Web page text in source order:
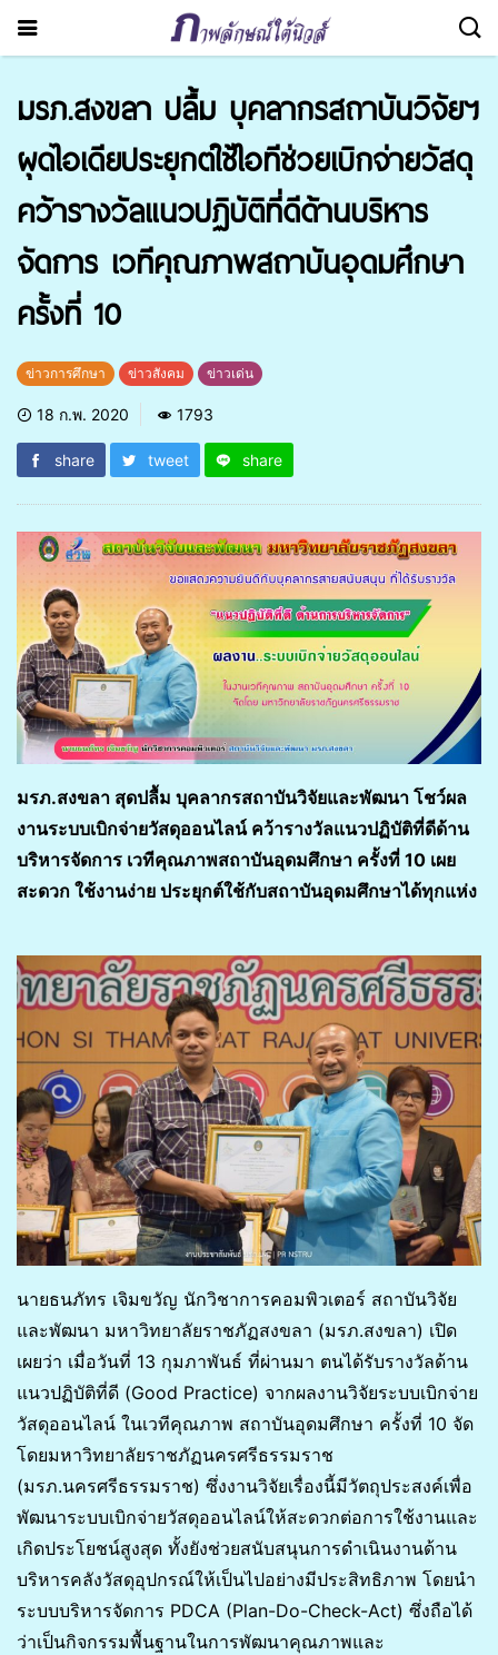
มรภ.สงขลา ปลื้ม บุคลากรสถาบันวิจัยฯ
ผุดไอเดียประยุกต์ใช้ไอทีช่วยเบิกจ่ายวัสดุ
คว้ารางวัลแนวปฏิบัติที่ดีด้านบริหาร
จัดการ เวทีคุณภาพสถาบันอุดมศึกษา
ครั้งที่ 10
ข่าวการศึกษา ข่าวสังคม ข่าวเด่น
18 ก.พ. 2020 1793
share tweet share
มรภ.สงขลา สุดปลื้ม บุคลากรสถาบันวิจัยและพัฒนา โชว์ผล
งานระบบเบิกจ่ายวัสดุออนไลน์ คว้ารางวัลแนวปฏิบัติที่ดีด้าน
บริหารจัดการ เวทีคุณภาพสถาบันอุดมศึกษา ครั้งที่ 10 เผย
สะดวก ใช้งานง่าย ประยุกต์ใช้กับสถาบันอุดมศึกษาได้ทุกแห่ง
นายธนภัทร เจิมขวัญ นักวิชาการคอมพิวเตอร์ สถาบันวิจัย
และพัฒนา มหาวิทยาลัยราชภัฏสงขลา (มรภ.สงขลา) เปิด
เผยว่า เมื่อวันที่ 13 กุมภาพันธ์ ที่ผ่านมา ตนได้รับรางวัลด้าน
แนวปฏิบัติที่ดี (Good Practice) จากผลงานวิจัยระบบเบิกจ่าย
วัสดุออนไลน์ ในเวทีคุณภาพ สถาบันอุดมศึกษา ครั้งที่ 10 จัด
โดยมหาวิทยาลัยราชภัฏนครศรีธรรมราช
(มรภ.นครศรีธรรมราช) ซึ่งงานวิจัยเรื่องนี้มีวัตถุประสงค์เพื่อ
พัฒนาระบบเบิกจ่ายวัสดุออนไลน์ให้สะดวกต่อการใช้งานและ
เกิดประโยชน์สูงสุด ทั้งยังช่วยสนับสนุนการดำเนินงานด้าน
บริหารคลังวัสดุอุปกรณ์ให้เป็นไปอย่างมีประสิทธิภาพ โดยนำ
ระบบบริหารจัดการ PDCA (Plan-Do-Check-Act) ซึ่งถือได้
ว่าเป็นกิจกรรมพื้นฐานในการพัฒนาคุณภาพและ